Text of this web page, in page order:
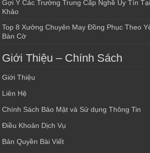
Gợi Ý Các Trường Trung Cấp Nghề Uy Tín
Khảo
Top 8 Xưởng Chuyên May Đồng Phục Theo
Bàn Cờ
Giới Thiệu – Chính Sách
Giới Thiệu
Liên Hệ
Chính Sách Bảo Mật và Sử dụng Thông Tin
Điều Khoản Dịch Vụ
Bản Quyền Bài Viết